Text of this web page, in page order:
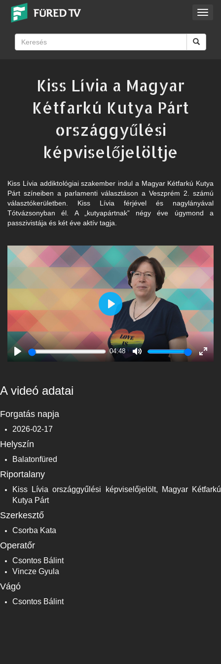
Kiss Lívia a Magyar
Kétfarkú Kutya Párt
országgyűlési
képviselőjelöltje
Kiss Lívia addiktológiai szakember indul a Magyar Kétfarkú Kutya
Párt színeiben a parlamenti választáson a Veszprém 2. számú
választókerületben. Kiss Lívia férjével és nagylányával
Tótvázsonyban él. A „kutyapártnak” négy éve úgymond a
passzivistája és két éve aktív tagja.
04:48
Mute
Enter
Play
A videó adatai
Forgatás napja
2026-02-17
Helyszín
Balatonfüred
Riportalany
Kiss Lívia országgyűlési képviselőjelölt, Magyar Kétfarkú
Kutya Párt
Szerkesztő
Csorba Kata
Operatőr
Csontos Bálint
Vincze Gyula
Vágó
Csontos Bálint